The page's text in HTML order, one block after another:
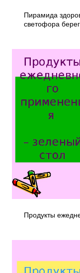
Пирамида
светофора
Продукты